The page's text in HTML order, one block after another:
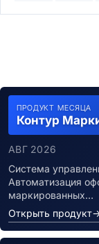
ПРОДУКТ МЕСЯЦА
Контур
АВГ 2026
Система
Автоматизация
маркированных…
Открыть продукт